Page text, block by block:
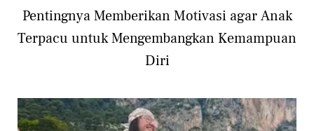
Pentingnya Memberikan Motivasi agar Anak
Terpacu untuk Mengembangkan Kemampuan
Diri